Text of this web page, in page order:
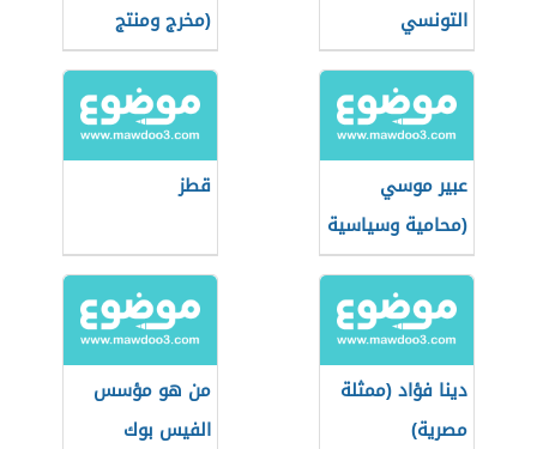
التونسي
(مخرج ومنتج
مصري)
عبير موسي
(محامية وسياسية
تونسية)
قطز
دينا فؤاد (ممثلة
مصرية)
من هو مؤسس
الفيس بوك